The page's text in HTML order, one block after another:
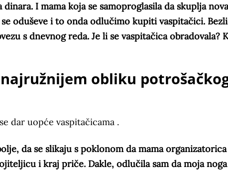
I mama koja se samoproglasila da skuplja
oduševe i to onda odlučimo kupiti vaspitačici.
s dnevnog reda. Je li se vaspitačica obradovala?
obliku
dar uopće vaspitačicama .
da se slikaju s poklonom da mama organizatorica
i kraj priče. Dakle, odlučila sam da moja